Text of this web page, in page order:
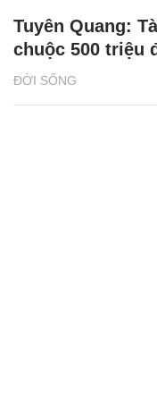
ĐỜI SỐNG
Tuyên Quang:
chuộc 500 triệu